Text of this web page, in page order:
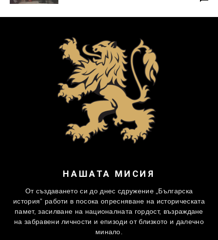
НАШАТА МИСИЯ
От създаването си до днес сдружение „Българска
история” работи в посока опресняване на историческата
памет, засилване на националната гордост, възраждане
на забравени личности и епизоди от близкото и далечно
минало.